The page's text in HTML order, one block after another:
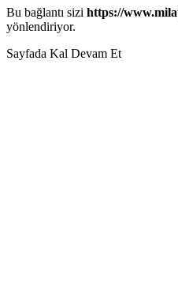
Bu bağlantı sizi https://
yönlendiriyor.
Sayfada Kal Devam Et